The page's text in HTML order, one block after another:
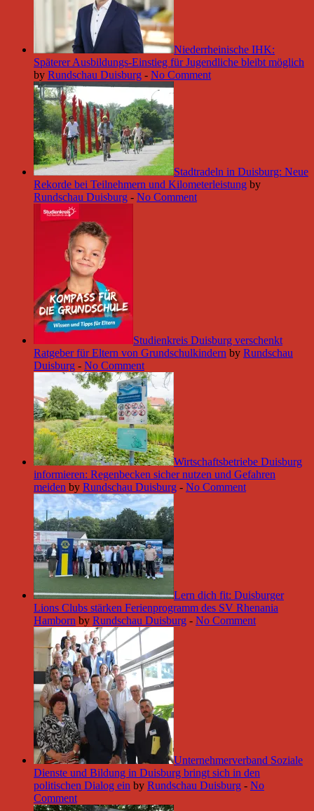
Niederrheinische IHK:
Späterer Ausbildungs-Einstieg für Jugendliche bleibt möglich
by Rundschau Duisburg - No Comment
Stadtradeln in Duisburg: Neue
Rekorde bei Teilnehmern und Kilometerleistung by
Rundschau Duisburg - No Comment
Studienkreis Duisburg verschenkt
Ratgeber für Eltern von Grundschulkindern by Rundschau
Duisburg - No Comment
Wirtschaftsbetriebe Duisburg
informieren: Regenbecken sicher nutzen und Gefahren
meiden by Rundschau Duisburg - No Comment
Lern dich fit: Duisburger
Lions Clubs stärken Ferienprogramm des SV Rhenania
Hamborn by Rundschau Duisburg - No Comment
Unternehmerverband Soziale
Dienste und Bildung in Duisburg bringt sich in den
politischen Dialog ein by Rundschau Duisburg - No
Comment